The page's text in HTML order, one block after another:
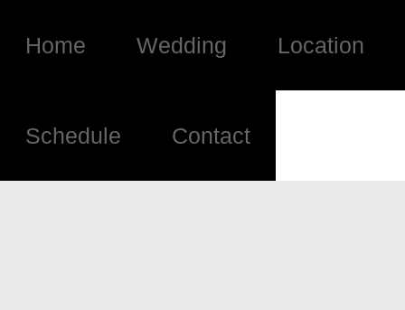
Home Wedding Location
Schedule Contact